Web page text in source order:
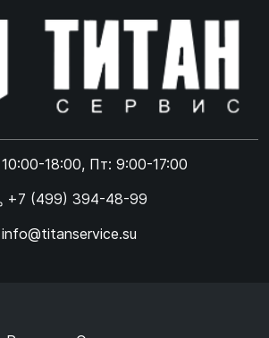
18:00, Пт: 9:00-17:00
+7 (499) 394-48-99
info@titanservice.su